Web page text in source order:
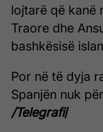
lojtarë që kanë
Traore dhe
bashkësisë
Por në të dyja
Spanjën nuk
/Telegrafi/